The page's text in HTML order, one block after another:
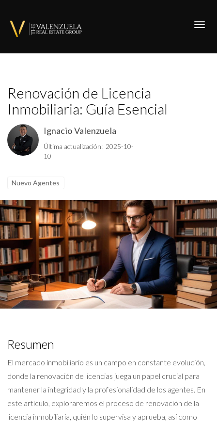
Renovación de Licencia
Inmobiliaria: Guía Esencial
Ignacio Valenzuela
Última actualización: 2025-10-
10
Nuevo Agentes
Resumen
El mercado inmobiliario es un campo en constante evolución,
donde la renovación de licencias juega un papel crucial para
mantener la integridad y la profesionalidad de los agentes. En
este artículo, exploraremos el proceso de renovación de la
licencia inmobiliaria, quién lo supervisa y aprueba, así como